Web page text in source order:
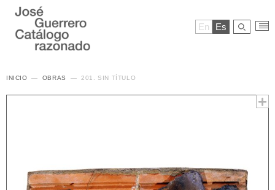
En Es
INICIO OBRAS 201. SIN TÍTULO